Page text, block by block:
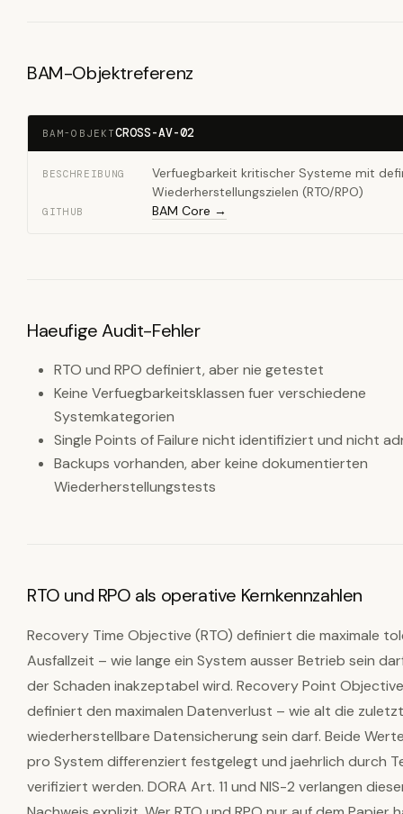
BAM-Objektreferenz
BAM-OBJEKTCROSS-AV-02
BESCHREIBUNG
Verfuegbarkeit kritischer Systeme mit
Wiederherstellungszielen (RTO/RPO)
GITHUB BAM Core →
Haeufige Audit-Fehler
RTO und RPO definiert, aber nie getestet
Keine Verfuegbarkeitsklassen fuer verschiedene
Systemkategorien
Single Points of Failure nicht identifiziert und nicht
Backups vorhanden, aber keine dokumentierten
Wiederherstellungstests
RTO und RPO als operative Kernkennzahlen
Recovery Time Objective (RTO) definiert die maximale
Ausfallzeit – wie lange ein System ausser Betrieb sein
der Schaden inakzeptabel wird. Recovery Point
definiert den maximalen Datenverlust – wie alt die zuletzt
wiederherstellbare Datensicherung sein darf. Beide
pro System differenziert festgelegt und jaehrlich durch
verifiziert werden. DORA Art. 11 und NIS-2 verlangen